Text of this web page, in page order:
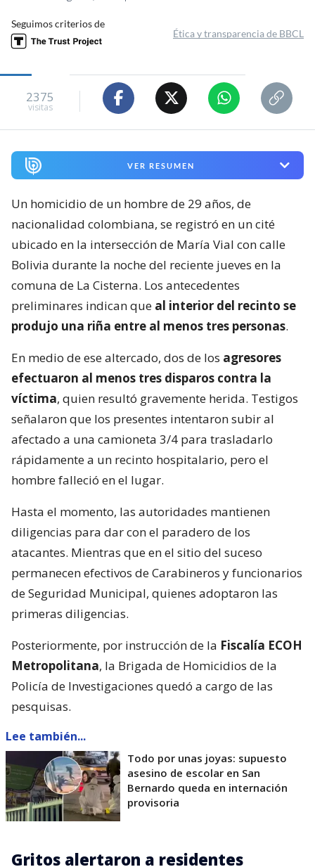
Seguimos criterios de
Ética y transparencia de BBCL
2375
visitas
VER RESUMEN
Un homicidio de un hombre de 29 años, de
nacionalidad colombiana, se registró en un cité
ubicado en la intersección de María Vial con calle
Bolivia durante la noche del reciente jueves en la
comuna de La Cisterna. Los antecedentes
preliminares indican que al interior del recinto se
produjo una riña entre al menos tres personas.
En medio de ese altercado, dos de los agresores
efectuaron al menos tres disparos contra la
víctima, quien resultó gravemente herida. Testigos
señalaron que los presentes intentaron subir al
afectado a una camioneta 3/4 para trasladarlo
rápidamente a un recinto hospitalario, pero el
hombre falleció en el lugar.
Hasta el momento, las autoridades mantienen
diligencias para dar con el paradero de los
atacantes. Mientras que en el sitio del suceso
permanecen efectivos de Carabineros y funcionarios
de Seguridad Municipal, quienes adoptaron las
primeras diligencias.
Posteriormente, por instrucción de la Fiscalía ECOH
Metropolitana, la Brigada de Homicidios de la
Policía de Investigaciones quedó a cargo de las
pesquisas.
Lee también...
Todo por unas joyas: supuesto
asesino de escolar en San
Bernardo queda en internación
provisoria
Gritos alertaron a residentes